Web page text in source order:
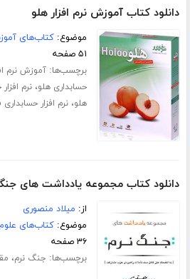
دانلود کتاب آموزش نرم افزار هلو
موضوع:کتاب‌های
۵۱ صفحه
برچسب‌ها:آموزش نرم
حسابداری هلو،نرم
هلو،نرم افزار
دانلود کتاب مجموعه یادداشت های
از: میلاد منصوری
موضوع:کتاب‌های
۳۶ صفحه
برچسب‌ها: جنگ نرم،